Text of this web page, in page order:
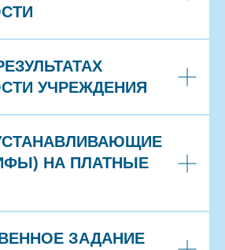
УЧРЕЖДЕНИЯ
НА ПЛАТНЫЕ
ЗАДАНИЕ